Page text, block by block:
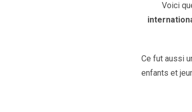
Voici
Ce fut aussi
enfants et